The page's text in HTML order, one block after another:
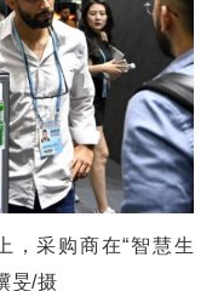
，采购商在“智慧生
旻/摄